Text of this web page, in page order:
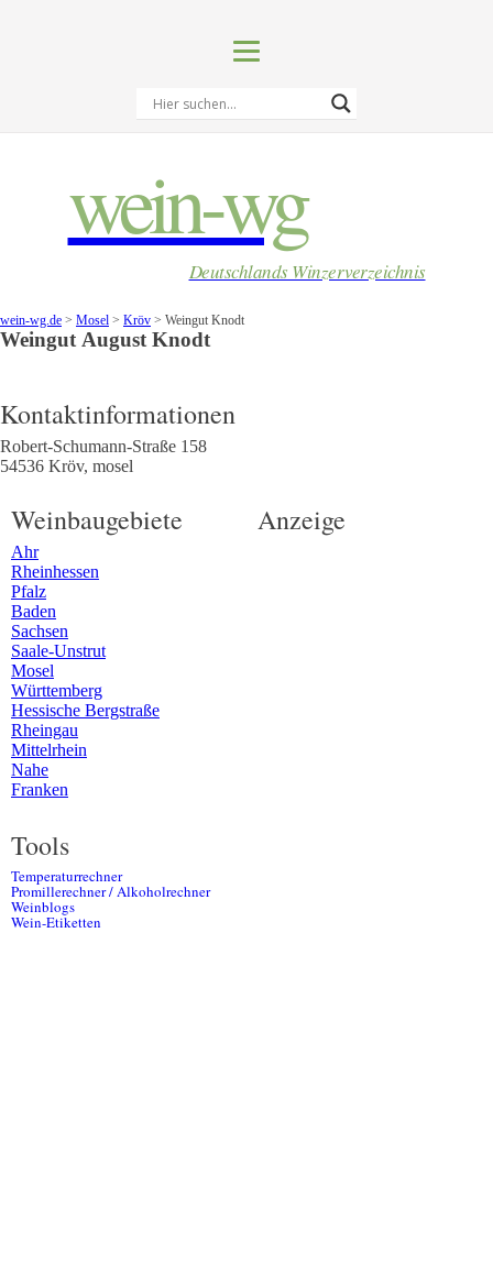
wein-wg
Deutschlands Winzerverzeichnis
wein-wg.de > Mosel > Kröv > Weingut Knodt
Weingut August Knodt
Kontaktinformationen
Robert-Schumann-Straße 158
54536 Kröv, mosel
Weinbaugebiete
Ahr
Rheinhessen
Pfalz
Baden
Sachsen
Saale-Unstrut
Mosel
Württemberg
Hessische Bergstraße
Rheingau
Mittelrhein
Nahe
Franken
Tools
Temperaturrechner
Promillerechner / Alkoholrechner
Weinblogs
Wein-Etiketten
Anzeige